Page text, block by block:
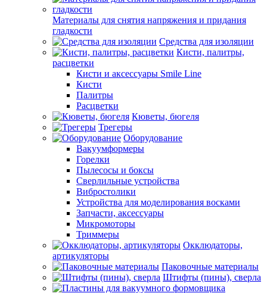
Материалы для снятия напряжения и придания
гладкости
Средства для изоляции
Кисти, палитры,
расцветки
Кисти и аксессуары Smile Line
Кисти
Палитры
Расцветки
Кюветы, бюгеля
Трегеры
Оборудование
Вакуумформеры
Горелки
Пылесосы и боксы
Сверлильные устройства
Вибростолики
Устройства для моделирования восками
Запчасти, аксессуары
Микромоторы
Триммеры
Окклюдаторы,
артикуляторы
Паковочные материалы
Штифты (пины), сверла